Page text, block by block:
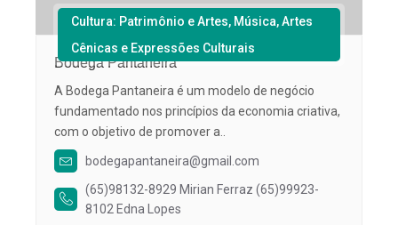
Cultura: Patrimônio e Artes, Música, Artes
Cênicas e Expressões Culturais
Bodega Pantaneira
A Bodega Pantaneira é um modelo de negócio
fundamentado nos princípios da economia criativa,
com o objetivo de promover a..
bodegapantaneira@gmail.com
(65)98132-8929 Mirian Ferraz (65)99923-
8102 Edna Lopes